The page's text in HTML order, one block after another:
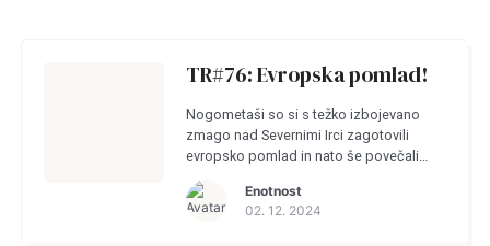
TR#76: Evropska pomlad!
Nogometaši so si s težko izbojevano
zmago nad Severnimi Irci zagotovili
evropsko pomlad in nato še povečali
so končno začeli zmagovati, hokejisti so
Enotnost
02. 12. 2024